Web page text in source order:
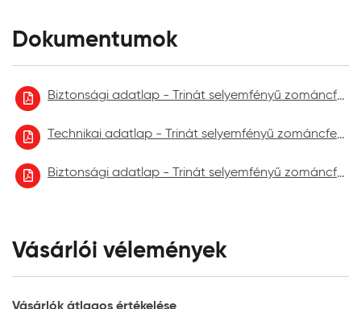
Dokumentumok
Biztonsági adatlap - Trinát selyemfényű zománcfesték
Technikai adatlap - Trinát selyemfényű zománcfesték
Biztonsági adatlap - Trinát selyemfényű zománcfesték 2023.02.
Vásárlói vélemények
Vásárlók átlagos értékelése